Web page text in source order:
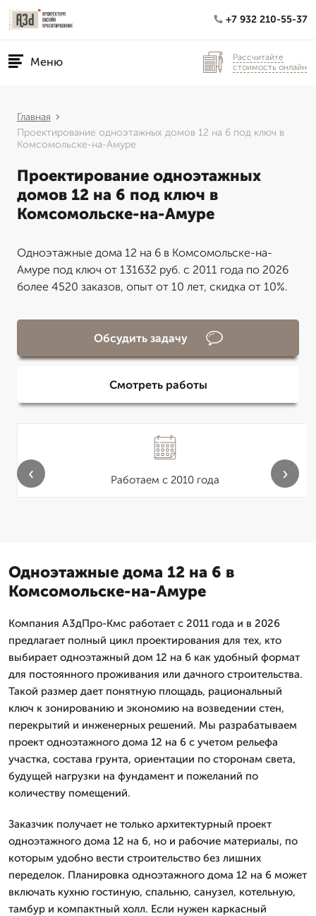
+7 932 210-55-37
Меню
Рассчитайте
стоимость онлайн
Главная
Проектирование одноэтажных домов 12 на 6 под ключ в
Комсомольске-на-Амуре
Проектирование одноэтажных
домов 12 на 6 под ключ в
Комсомольске-на-Амуре
Одноэтажные дома 12 на 6 в Комсомольске-на-
Амуре под ключ от 131632 руб. с 2011 года по 2026
более 4520 заказов, опыт от 10 лет, скидка от 10%.
Обсудить задачу
Смотреть работы
Работаем с 2010 года
‹ ›
Одноэтажные дома 12 на 6 в
Комсомольске-на-Амуре
Компания А3дПро-Кмс работает с 2011 года и в 2026
предлагает полный цикл проектирования для тех, кто
выбирает одноэтажный дом 12 на 6 как удобный формат
для постоянного проживания или дачного строительства.
Такой размер дает понятную площадь, рациональный
ключ к зонированию и экономию на возведении стен,
перекрытий и инженерных решений. Мы разрабатываем
проект одноэтажного дома 12 на 6 с учетом рельефа
участка, состава грунта, ориентации по сторонам света,
будущей нагрузки на фундамент и пожеланий по
количеству помещений.
Заказчик получает не только архитектурный проект
одноэтажного дома 12 на 6, но и рабочие материалы, по
которым удобно вести строительство без лишних
переделок. Планировка одноэтажного дома 12 на 6 может
включать кухню гостиную, спальню, санузел, котельную,
тамбур и компактный холл. Если нужен каркасный